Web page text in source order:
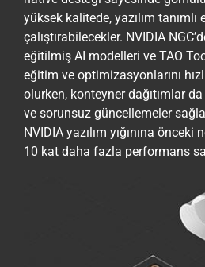
yüksek kalitede, yazılım
çalıştırabilecekler. NVIDIA
eğitilmiş AI modelleri ve TAO
eğitim ve optimizasyonlarını
olurken, konteyner dağıtımlar
ve sorunsuz güncellemeler
NVIDIA yazılım yığınına önceki
10 kat daha fazla performans